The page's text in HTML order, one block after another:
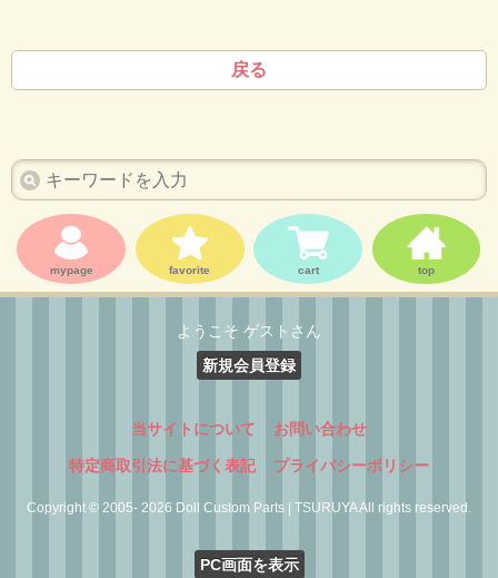
戻る
mypage favorite cart top
ようこそ ゲストさん
新規会員登録
当サイトについて お問い合わせ
特定商取引法に基づく表記 プライバシーポリシー
Copyright © 2005- 2026 Doll Custom Parts | TSURUYA All rights reserved.
PC画面を表示